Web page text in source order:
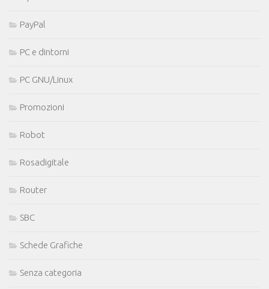
PayPal
PC e dintorni
PC GNU/Linux
Promozioni
Robot
Rosadigitale
Router
SBC
Schede Grafiche
Senza categoria